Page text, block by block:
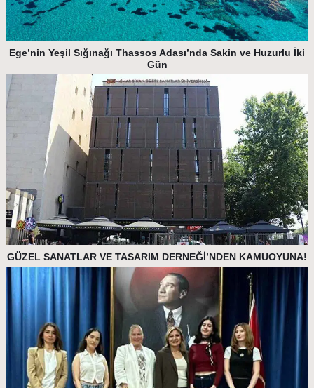
Ege’nin Yeşil Sığınağı Thassos Adası’nda Sakin ve Huzurlu İki
Gün
GÜZEL SANATLAR VE TASARIM DERNEĞİ’NDEN KAMUOYUNA!